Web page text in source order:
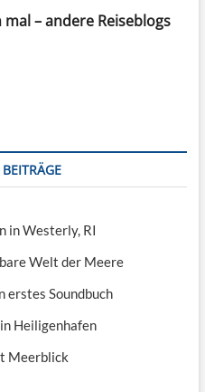
mal – andere Reiseblogs
in Westerly, RI
Welt der Meere
erstes Soundbuch
Heiligenhafen
Meerblick